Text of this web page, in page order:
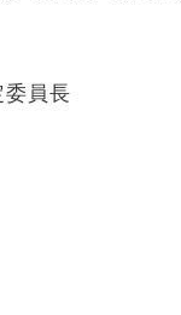
委員長